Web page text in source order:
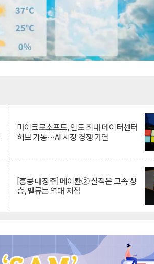
마이크로소프트, 인도 최대 데이터센터
허브 가동…AI 시장 경쟁 가열
[홍콩 대장주] 메이퇀② 실적은 고속 상
승, 밸류는 역대 저점